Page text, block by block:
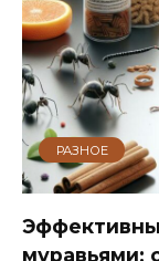
РАЗНОЕ
муравьями: